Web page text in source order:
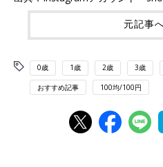
元記事
0歳 1歳 2歳 3歳
おすすめ記事 100均/100円